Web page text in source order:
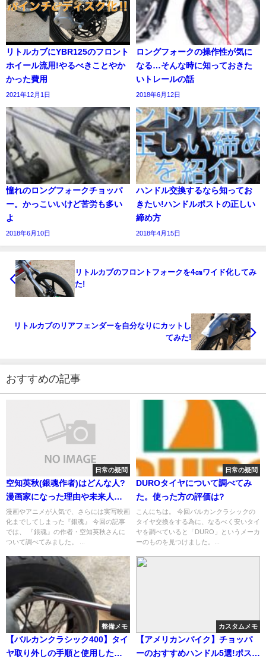
リトルカブにYBR125のフロント
ホイール流用!やるべきことやか
かった費用
2021年12月1日
ロングフォークの操作性が気に
なる…そんな時に知っておきた
いトレールの話
2018年6月12日
憧れのロングフォークチョッパ
ー。かっこいいけど苦労も多い
よ
2018年6月10日
ハンドル交換するなら知ってお
きたい!ハンドルポストの正しい
締め方
2018年4月15日
リトルカブのフロントフォークを4㎝ワイド化してみ
た!
リトルカブのリアフェンダーを自分なりにカットし
てみた!
おすすめの記事
日常の疑問
空知英秋(銀魂作者)はどんな人?
漫画家になった理由や未来人の
噂も!
漫画やアニメが人気で、さらには実写映画
化までしてしまった『銀魂』 今回の記事
では、 『銀魂』の作者・空知英秋さんに
ついて調べてみました。 ...
日常の疑問
DUROタイヤについて調べてみ
た。使った方の評価は?
こんにちは。 今回バルカンクラシックの
タイヤ交換をする為に、なるべく安いタイ
ヤを調べていると「DURO」というメーカ
ーのものを見つけました。...
整備メモ
【バルカンクラシック400】タイ
ヤ取り外しの手順と使用した工
カスタムメモ
【アメリカンバイク】チョッパ
ーのおすすめハンドル5選!ポスト